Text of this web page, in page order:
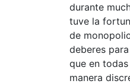
durante
tuve la
de
deberes
que en
manera